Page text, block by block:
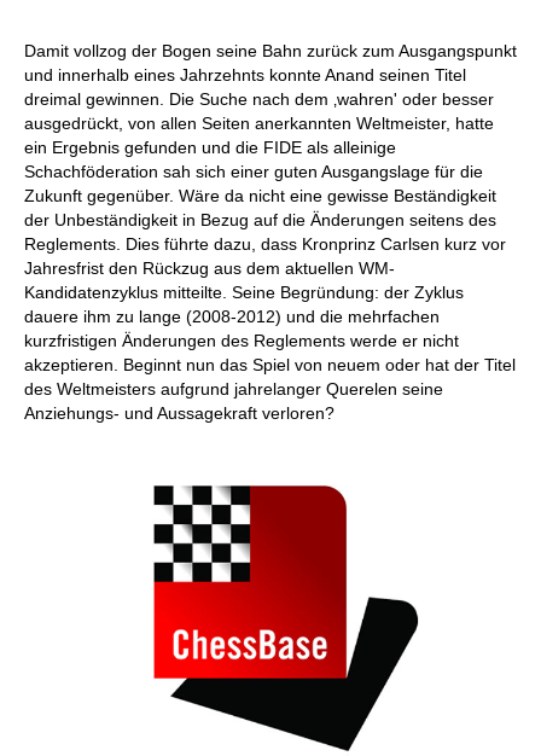
Damit vollzog der Bogen seine Bahn zurück zum Ausgangspunkt
und innerhalb eines Jahrzehnts konnte Anand seinen Titel
dreimal gewinnen. Die Suche nach dem ‚wahren' oder besser
ausgedrückt, von allen Seiten anerkannten Weltmeister, hatte
ein Ergebnis gefunden und die FIDE als alleinige
Schachföderation sah sich einer guten Ausgangslage für die
Zukunft gegenüber. Wäre da nicht eine gewisse Beständigkeit
der Unbeständigkeit in Bezug auf die Änderungen seitens des
Reglements. Dies führte dazu, dass Kronprinz Carlsen kurz vor
Jahresfrist den Rückzug aus dem aktuellen WM-
Kandidatenzyklus mitteilte. Seine Begründung: der Zyklus
dauere ihm zu lange (2008-2012) und die mehrfachen
kurzfristigen Änderungen des Reglements werde er nicht
akzeptieren. Beginnt nun das Spiel von neuem oder hat der Titel
des Weltmeisters aufgrund jahrelanger Querelen seine
Anziehungs- und Aussagekraft verloren?